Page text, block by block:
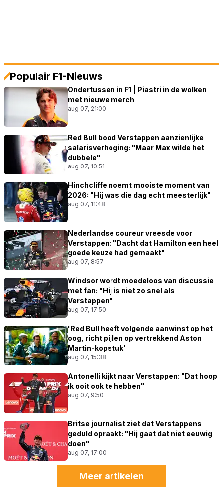
Populair F1-Nieuws
Ondertussen in F1 | Piastri in de wolken
met nieuwe merch
aug 07, 21:00
Red Bull bood Verstappen aanzienlijke
salarisverhoging: "Maar Max wilde het
dubbele"
aug 07, 10:51
Hinchcliffe noemt mooiste moment van
2026: "Hij was die dag echt meesterlijk"
aug 07, 11:48
Nederlandse coureur vreesde voor
Verstappen: "Dacht dat Hamilton een heel
goede keuze had gemaakt"
aug 07, 8:57
Windsor wordt moedeloos van discussie
met fan: "Hij is niet zo snel als
Verstappen"
aug 07, 17:50
'Red Bull heeft volgende aanwinst op het
oog, richt pijlen op vertrekkend Aston
Martin-kopstuk'
aug 07, 15:38
Antonelli kijkt naar Verstappen: "Dat hoop
ik ooit ook te hebben"
aug 07, 9:50
Britse journalist ziet dat Verstappens
geduld opraakt: "Hij gaat dat niet eeuwig
doen"
aug 07, 17:00
Meer artikelen